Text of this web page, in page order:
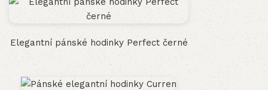
Elegantní pánské hodinky Perfect černé